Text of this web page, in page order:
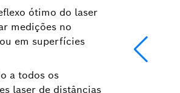
ótimo do laser
medições no
em superfícies
a todos os
laser de distâncias